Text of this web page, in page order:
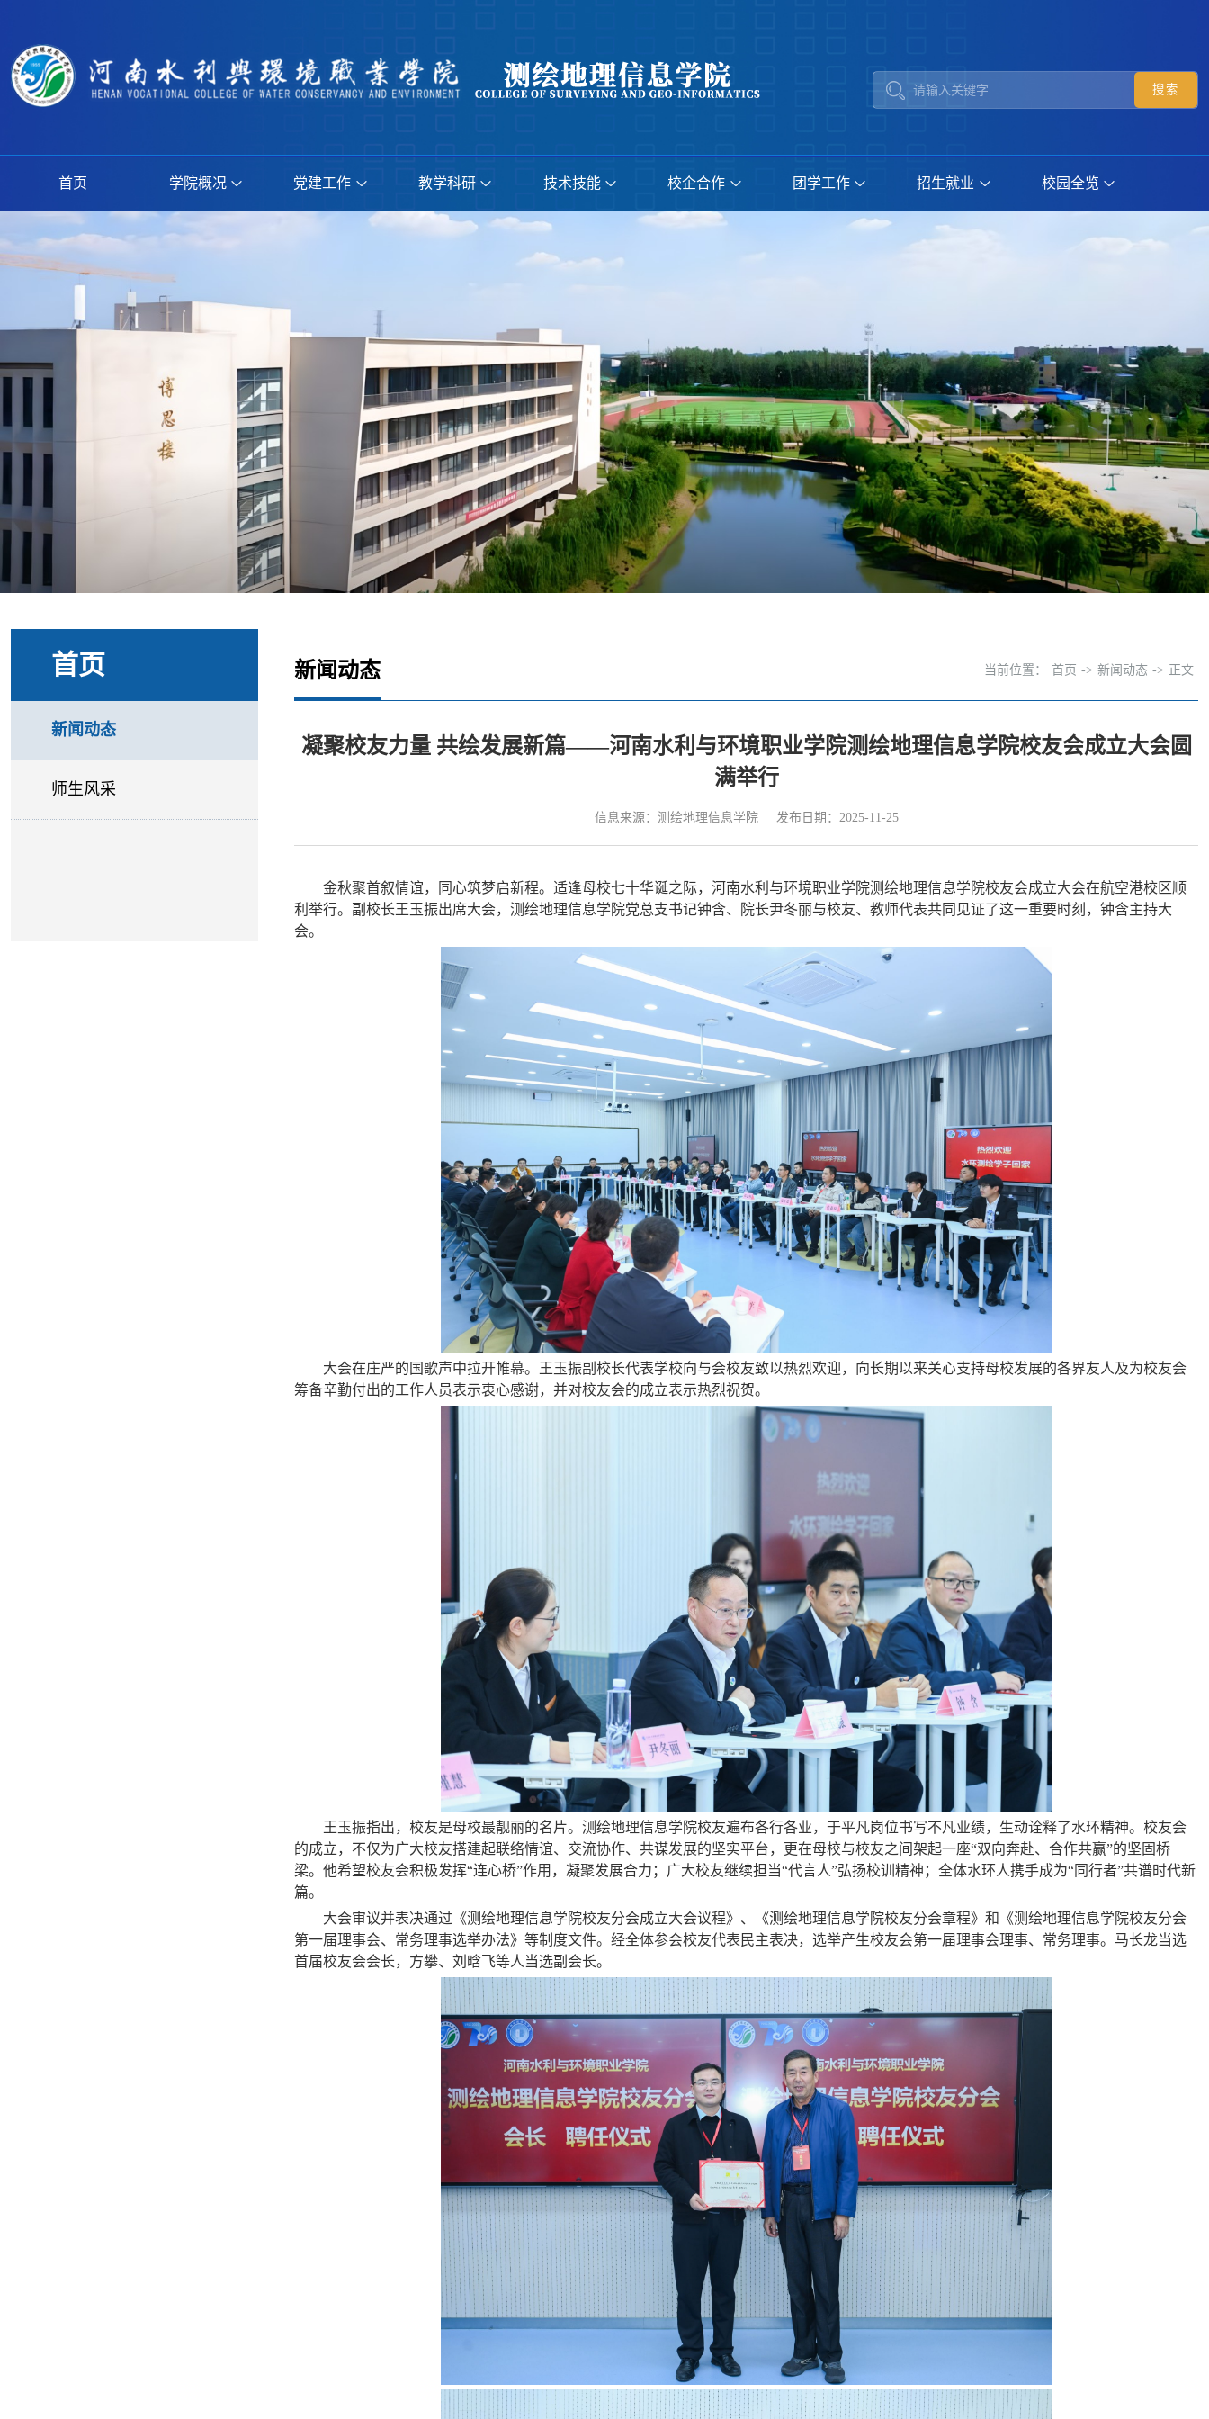
首页 学院概况 党建工作 教学科研 技术技能 校企合作 团学工作 招生就业 校园全览
首页
新闻动态
师生风采
新闻动态 当前位置： 首页 -> 新闻动态 -> 正文
凝聚校友力量 共绘发展新篇——河南水利与环境职业学院测绘地理信息学院校友会成立大会圆
满举行
信息来源：测绘地理信息学院 发布日期：2025-11-25
金秋聚首叙情谊，同心筑梦启新程。适逢母校七十华诞之际，河南水利与环境职业学院测绘地理信息学院校友会成立大会在航空港校区顺
利举行。副校长王玉振出席大会，测绘地理信息学院党总支书记钟含、院长尹冬丽与校友、教师代表共同见证了这一重要时刻，钟含主持大
会。
大会在庄严的国歌声中拉开帷幕。王玉振副校长代表学校向与会校友致以热烈欢迎，向长期以来关心支持母校发展的各界友人及为校友会
筹备辛勤付出的工作人员表示衷心感谢，并对校友会的成立表示热烈祝贺。
王玉振指出，校友是母校最靓丽的名片。测绘地理信息学院校友遍布各行各业，于平凡岗位书写不凡业绩，生动诠释了水环精神。校友会
的成立，不仅为广大校友搭建起联络情谊、交流协作、共谋发展的坚实平台，更在母校与校友之间架起一座“双向奔赴、合作共赢”的坚固桥
梁。他希望校友会积极发挥“连心桥”作用，凝聚发展合力；广大校友继续担当“代言人”弘扬校训精神；全体水环人携手成为“同行者”共谱时代新
篇。
大会审议并表决通过《测绘地理信息学院校友分会成立大会议程》、《测绘地理信息学院校友分会章程》和《测绘地理信息学院校友分会
第一届理事会、常务理事选举办法》等制度文件。经全体参会校友代表民主表决，选举产生校友会第一届理事会理事、常务理事。马长龙当选
首届校友会会长，方攀、刘晗飞等人当选副会长。